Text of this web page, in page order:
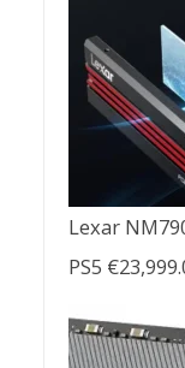
Lexar
PS5 €